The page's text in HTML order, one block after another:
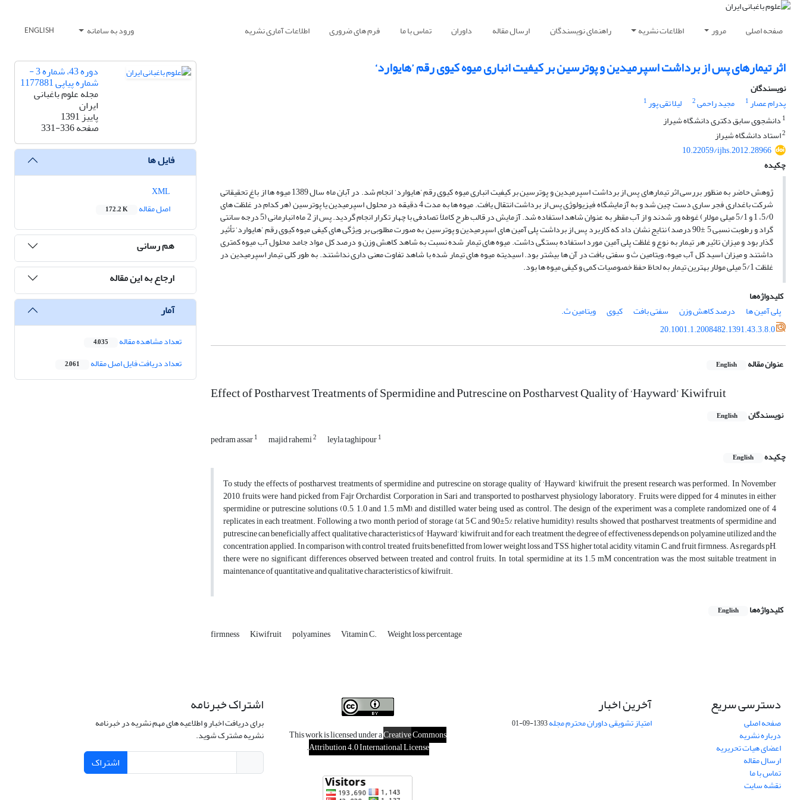
صفحه اصلی مرور اطلاعات نشریه راهنمای نویسندگان ارسال مقاله داوران تماس با ما فرم های ضروری اطلاعات آماری نشریه ورود به سامانه ENGLISH
اثر تیمارهای پس از برداشت اسپرمیدین و پوترسین بر کیفیت انباری میوه کیوی رقم ’هایوارد‘
نویسندگان
پدرام عصار1 مجید راحمی2 لیلا تقی پور1
1 دانشجوی سابق دکتری دانشگاه شیراز
2استاد دانشگاه شیراز
10.22059/ijhs.2012.28966
چکیده
ژوهش حاضر به منظور بررسی اثر تیمارهای پس از برداشت اسپرمیدین و پوترسین بر کیفیت انباری میوه کیوی رقم ’هایوارد‘ انجام شد. در آبان ماه سال 1389 میوه ها از باغ تحقیقاتی
شرکت باغداری فجر ساری دست چین شد و به آزمایشگاه فیزیولوژی پس از برداشت انتقال یافت. میوه ها به مدت 4 دقیقه در محلول اسپرمیدین یا پوترسین (هر کدام در غلظت های
5/0، 1 و 5/1 میلی مولار) غوطه ور شدند و از آب مقطر به عنوان شاهد استفاده شد. آزمایش در قالب طرح کاملاَ تصادفی با چهار تکرار انجام گردید. پس از 2 ماه انبارمانی (5 درجه سانتی
گراد و رطوبت نسبی 5 ±90 درصد) نتایج نشان داد که کاربرد پس از برداشت پلی آمین های اسپرمیدین و پوترسین به صورت مطلوبی بر ویژگی های کیفی میوه کیوی رقم ’هایوارد‘ تأثیر
گذار بود و میزان تاثیر هر تیمار به نوع و غلظت پلی آمین مورد استفاده بستگی داشت. میوه های تیمار شده نسبت به شاهد کاهش وزن و درصد کل مواد جامد محلول آب میوه کمتری
داشتند و میزان اسید کل آب میوه، ویتامین ث و سفتی بافت در آن ها بیشتر بود. اسیدیته میوه های تیمار شده با شاهد تفاوت معنی داری نداشتند. به طور کلی تیمار اسپرمیدین در
غلظت 5/1 میلی مولار بهترین تیمار به لحاظ حفظ خصوصیات کمی و کیفی میوه ها بود.
کلیدواژه‌ها
پلی آمین ها
درصد کاهش وزن سفتی بافت کیوی
ویتامین ث.
20.1001.1.2008482.1391.43.3.8.0
عنوان مقاله English
Effect of Postharvest Treatments of Spermidine and Putrescine on Postharvest Quality of ‘Hayward’ Kiwifruit
نویسندگان English
pedram assar1 majid rahemi2 leyla taghipour1
چکیده English
To study the effects of postharvest treatments of spermidine and putrescine on storage quality of ‘Hayward’ kiwifruit, the present research was performed. In November
2010, fruits were hand picked from Fajr Orchardist Corporation in Sari and transported to postharvest physiology laboratory. Fruits were dipped for 4 minutes in either
spermidine or putrescine solutions (0.5, 1.0 and 1.5 mM), and distilled water being used as control. The design of the experiment was a complete randomized one of 4
replicates in each treatment. Following a two month period of storage (at 5°C and 90±5% relative humidity), results showed that postharvest treatments of spermidine and
putrescine can beneficially affect qualitative characteristics of ‘Hayward’ kiwifruit and for each treatment, the degree of effectiveness depends on polyamine utilized and the
concentration applied. In comparison with control, treated fruits benefitted from lower weight loss and TSS, higher total acidity, vitamin C, and fruit firmness. As regards pH,
there were no significant differences observed between treated and control fruits. In total, spermidine at its 1.5 mM concentration was the most suitable treatment in
maintenance of quantitative and qualitative characteristics of kiwifruit.
کلیدواژه‌ها English
firmness Kiwifruit polyamines Vitamin C. Weight loss percentage
دوره 43، شماره 3 -
شماره پیاپی 1177881
مجله علوم باغبانی
ایران
پاییز 1391
صفحه331-336
فایل ها
اصل مقاله
172.2 K
هم رسانی
ارجاع به این مقاله
آمار
تعداد مشاهده مقاله 4,035
تعداد دریافت فایل اصل مقاله 2,061
دسترسی سریع
صفحه اصلی
درباره نشریه
اعضای هیات تحریریه
ارسال مقاله
تماس با ما
نقشه سایت
آخرین اخبار
امتیاز تشویقی داوران محترم مجله1393-09-01
This work is licensed under aCreativeCommons
Attribution 4.0 International License
.
اشتراک خبرنامه
برای دریافت اخبار و اطلاعیه های مهم نشریه در خبرنامه
نشریه مشترک شوید.
اشتراک